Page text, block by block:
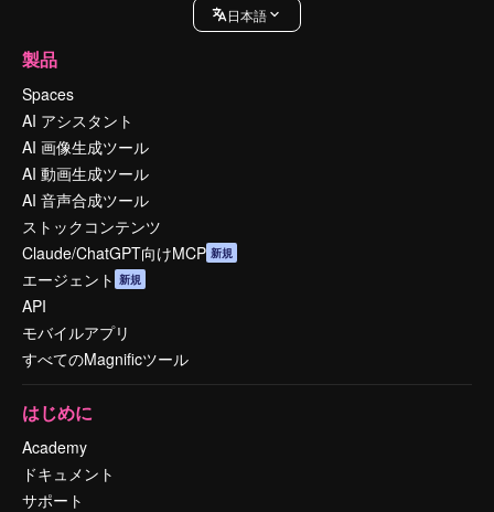
日本語
製品
Spaces
AI アシスタント
AI 画像生成ツール
AI 動画生成ツール
AI 音声合成ツール
ストックコンテンツ
Claude/ChatGPT向けMCP 新規
エージェント 新規
API
モバイルアプリ
すべてのMagnificツール
はじめに
Academy
ドキュメント
サポート